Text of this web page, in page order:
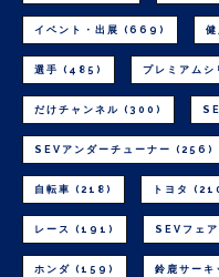
イベント・出展 (669) 健
選手 (485) プレミアムシ
だけチャンネル (300)
SEVアンダーチューナー (256)
自転車 (218) トヨタ
レース (191) SEVフェア
ホンダ (159) 鈴鹿サーキ